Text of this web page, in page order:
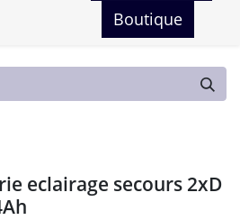
Boutique
eclairage secours 2xD